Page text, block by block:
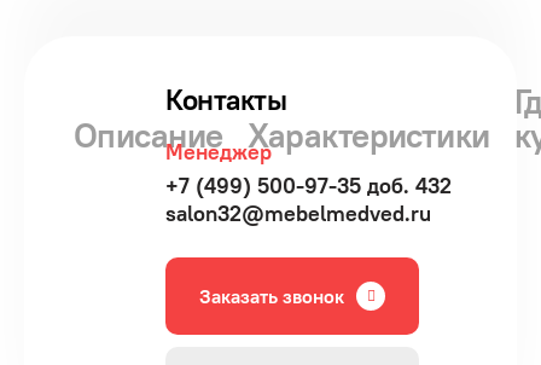
Описание Характеристики
Контакты
Менеджер
+7 (499) 500-97-35 доб. 432
salon32@mebelmedved.ru
Заказать звонок